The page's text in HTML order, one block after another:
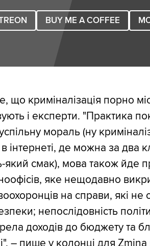
BUY ME A COFFEE
що криміналізація порно
і експерти. "Практика
мораль (ну
в інтернеті, де можна за два
який смак), мова також йде
яке нещодавно
на справи, які не
непослідовність
доходів до бюджету та
– пише у колонці для